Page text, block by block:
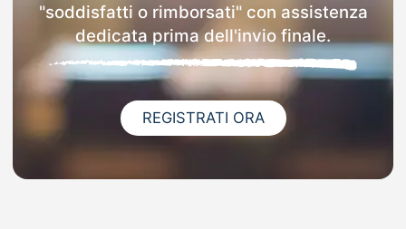
"soddisfatti o rimborsati" con assistenza
dedicata prima dell'invio finale.
REGISTRATI ORA